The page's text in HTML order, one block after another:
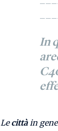
In
Lecittàin